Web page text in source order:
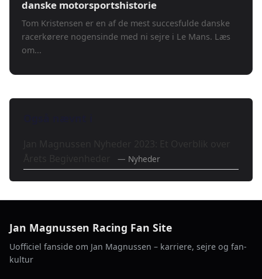
danske motorsportshistorie
Tom Kristensen er en af de mest succesfulde danske
racerkørere nogensinde med ni sejre i Le Mans. Læs
om...
— Nyheder
Jan Magnussen Racing Fan Site
Uofficiel fanside om Jan Magnussen – karriere, sejre og fan-
kultur